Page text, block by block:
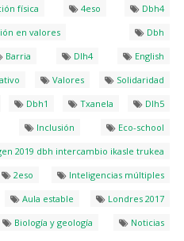
física 4eso
Dbh4
en valores
Dbh
Barria Dlh4
English
Valores
Solidaridad
Dbh1 Txanela
Dlh5
Inclusión
Eco-school
2019 dbh intercambio ikasle trukea
2eso
Inteligencias múltiples
Aula estable
Londres 2017
Biología y geología
Noticias